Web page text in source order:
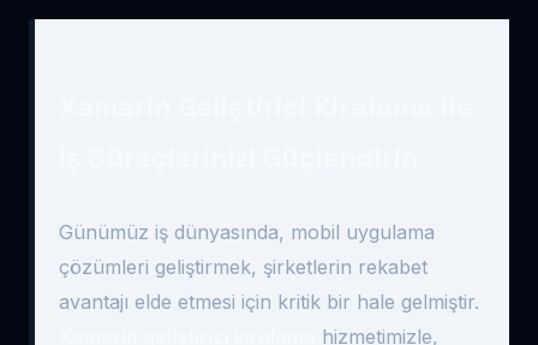
Günümüz iş dünyasında, mobil uygulama
çözümleri geliştirmek, şirketlerin rekabet
avantajı elde etmesi için kritik bir hale gelmiştir.
hizmetimizle,